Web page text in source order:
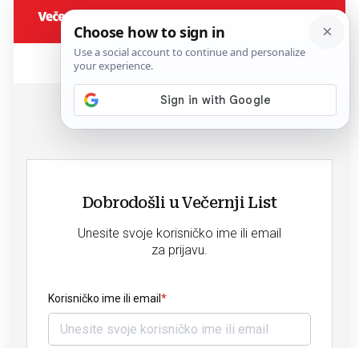
Dobrodošli u Večernji List
Unesite svoje korisničko ime ili email
za prijavu.
Korisničko ime ili email